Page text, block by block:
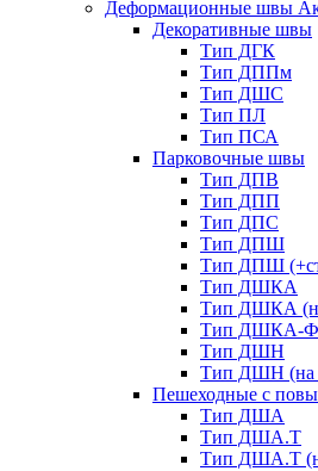
Деформационные швы
Декоративные швы
Тип ДГК
Тип ДППм
Тип ДШС
Тип ПЛ
Тип ПСА
Парковочные швы
Тип ДПВ
Тип ДПП
Тип ДПС
Тип ДПШ
Тип ДПШ
Тип ДШКА
Тип ДШКА
Тип ДШКА-
Тип ДШН
Тип ДШН (на
Пешеходные с
Тип ДША
Тип ДША.Т
Тип ДША.Т